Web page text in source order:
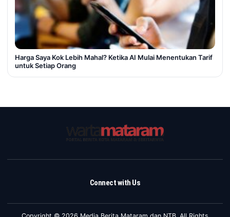
Harga Saya Kok Lebih Mahal? Ketika AI Mulai Menentukan Tarif
untuk Setiap Orang
Connect with Us